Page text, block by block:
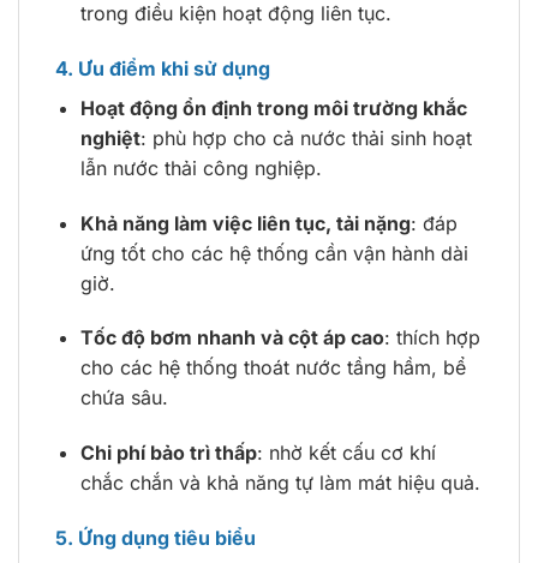
trong điều kiện hoạt động liên tục.
4. Ưu điểm khi sử dụng
Hoạt động ổn định trong môi trường khắc
nghiệt: phù hợp cho cả nước thải sinh hoạt
lẫn nước thải công nghiệp.
Khả năng làm việc liên tục, tải nặng: đáp
ứng tốt cho các hệ thống cần vận hành dài
giờ.
Tốc độ bơm nhanh và cột áp cao: thích hợp
cho các hệ thống thoát nước tầng hầm, bể
chứa sâu.
Chi phí bảo trì thấp: nhờ kết cấu cơ khí
chắc chắn và khả năng tự làm mát hiệu quả.
5. Ứng dụng tiêu biểu